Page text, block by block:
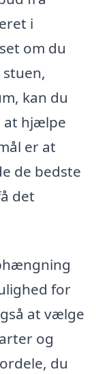
i
om du
kan du
at hjælpe
er at
de bedste
det
for
at vælge
og
du